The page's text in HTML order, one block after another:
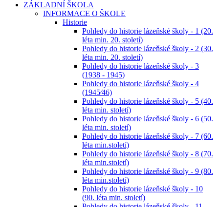
ZÁKLADNÍ ŠKOLA
INFORMACE O ŠKOLE
Historie
Pohledy do historie lázeňské školy - 1 (20.
léta min. 20. století)
Pohledy do historie lázeňské školy - 2 (30.
léta min. 20. století)
Pohledy do historie lázeňské školy - 3
(1938 - 1945)
Pohledy do historie lázeňské školy - 4
(1945⁄46)
Pohledy do historie lázeňské školy - 5 (40.
léta min. století)
Pohledy do historie lázeňské školy - 6 (50.
léta min. století)
Pohledy do historie lázeňské školy - 7 (60.
léta min.století)
Pohledy do historie lázeňské školy - 8 (70.
léta min.století)
Pohledy do historie lázeňské školy - 9 (80.
léta min.století)
Pohledy do historie lázeňské školy - 10
(90. léta min. století)